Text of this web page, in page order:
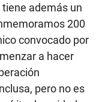
además un
200
convocado por
a hacer
pero no es